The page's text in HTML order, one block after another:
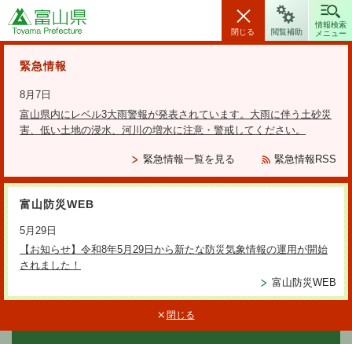
富山県
閉じる 閲覧補助
情報検索
メニュー
緊急情報
8月7日
富山県内にレベル3大雨警報が発表されています。大雨に伴う土砂災
害、低い土地の浸水、河川の増水に注意・警戒してください。
緊急情報一覧を見る 緊急情報RSS
富山防災WEB
5月29日
【お知らせ】令和8年5月29日から新たな防災気象情報の運用が開始
されました！
富山防災WEB
閉じる
テーマから探す
とやまこども・若者みらいプラ
ン ～少子化を乗り越え、希望が